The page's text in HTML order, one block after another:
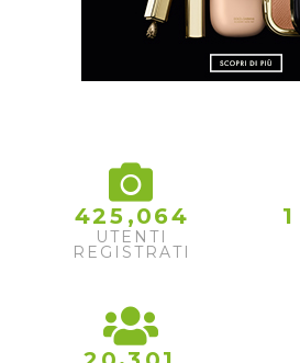
425 ,064
UTENTI
REGISTRATI
1